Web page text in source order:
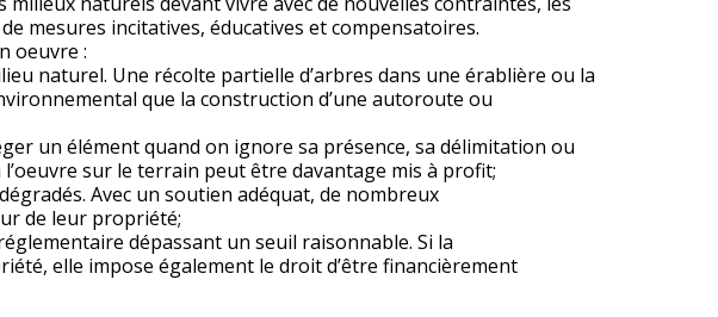
mesures incitatives, éducatives et compensatoires.
oeuvre :
naturel. Une récolte partielle d’arbres dans une érablière ou la
que la construction d’une autoroute ou
un élément quand on ignore sa présence, sa délimitation ou
sur le terrain peut être davantage mis à profit;
Avec un soutien adéquat, de nombreux
de leur propriété;
dépassant un seuil raisonnable. Si la
elle impose également le droit d’être financièrement